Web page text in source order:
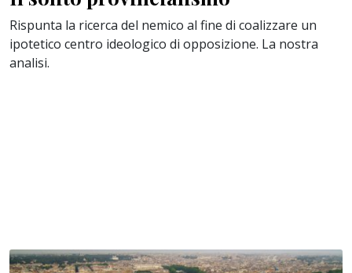
Rispunta la ricerca del nemico al fine di coalizzare un
ipotetico centro ideologico di opposizione. La nostra
analisi.